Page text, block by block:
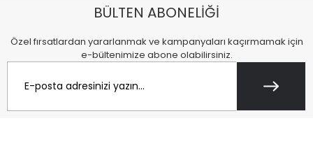
BÜLTEN ABONELİĞİ
Özel fırsatlardan yararlanmak ve kampanyaları kaçırmamak için
e-bültenimize abone olabilirsiniz.